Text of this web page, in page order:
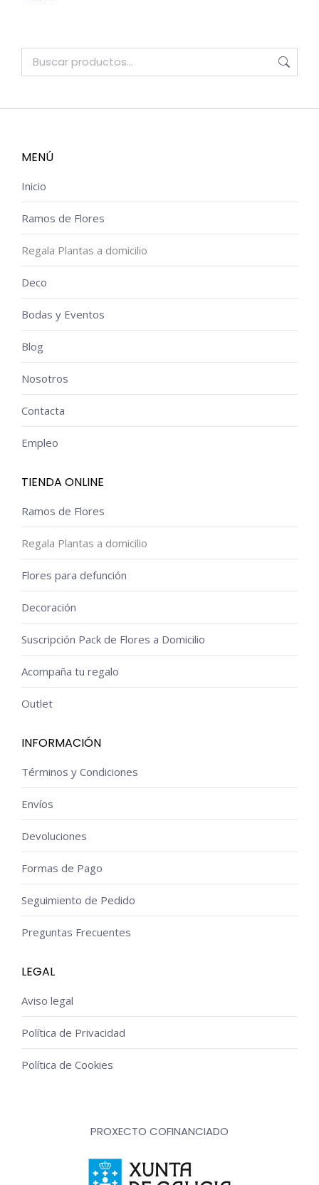
MENÚ
Inicio
Ramos de Flores
Regala Plantas a domicilio
Deco
Bodas y Eventos
Blog
Nosotros
Contacta
Empleo
TIENDA ONLINE
Ramos de Flores
Regala Plantas a domicilio
Flores para defunción
Decoración
Suscripción Pack de Flores a Domicilio
Acompaña tu regalo
Outlet
INFORMACIÓN
Términos y Condiciones
Envíos
Devoluciones
Formas de Pago
Seguimiento de Pedido
Preguntas Frecuentes
LEGAL
Aviso legal
Política de Privacidad
Política de Cookies
PROXECTO COFINANCIADO